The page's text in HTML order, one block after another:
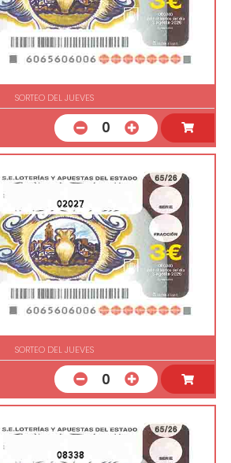
SORTEO DEL JUEVES
0
02027
SORTEO DEL JUEVES
0
08338